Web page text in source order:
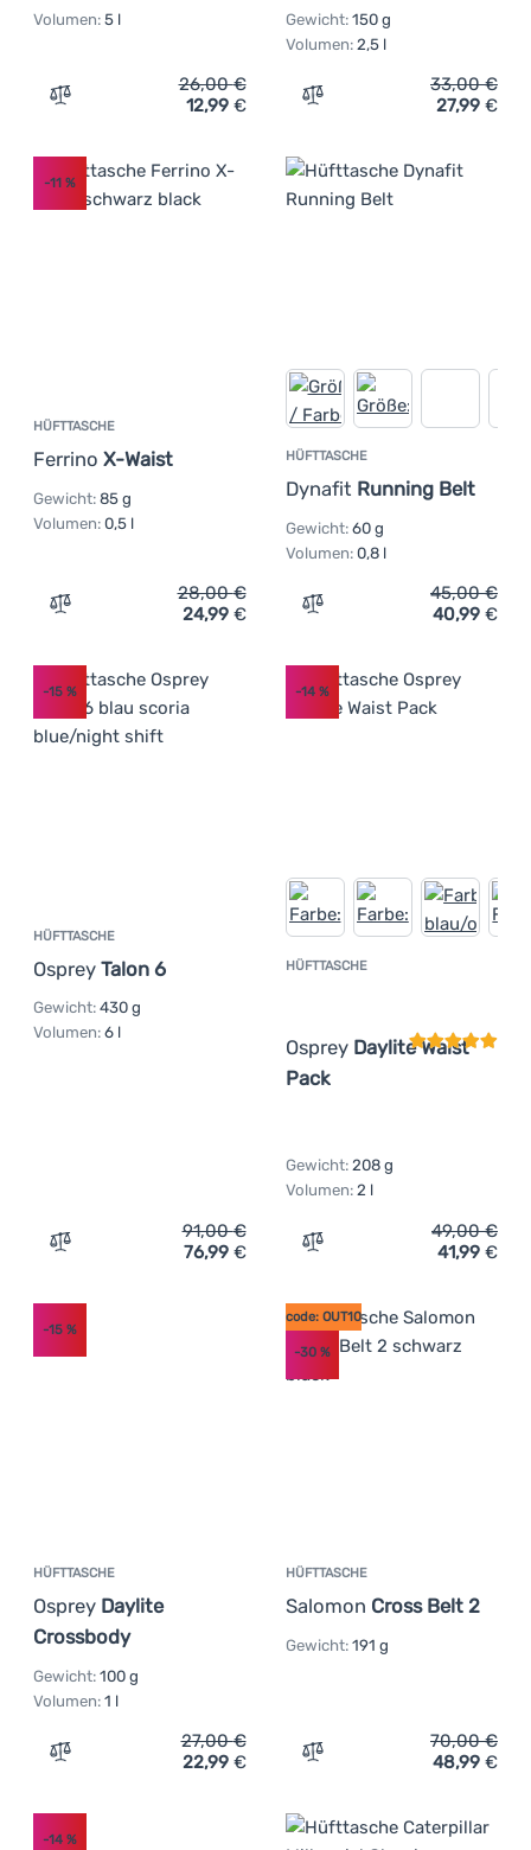
Volumen: 5 l
Zum Vergleich 'Hüfttasche Regatta Blackfell IV 5L Hip
26,00€
12,99 €
Gewicht: 150 g
Volumen: 2,5 l
Zum Vergleich
33,00€
27,99 €
HÜFTTASCHE
Ferrino X-Waist
-11 %
Gewicht: 85 g
Volumen: 0,5 l
Zum Vergleich 'Hüfttasche Ferrino X-Waist' hinzufügen
28,00€
24,99 €
HÜFTTASCHE
Dynafit Running Belt
Gewicht: 60 g
Volumen: 0,8 l
Zum Vergleich
45,00€
40,99 €
HÜFTTASCHE
Osprey Talon 6
-15 %
Gewicht: 430 g
Volumen: 6 l
Zum Vergleich 'Hüfttasche Osprey Talon 6' hinzufügen
91,00€
76,99 €
HÜFTTASCHE
Osprey Daylite Waist
Pack
-14%
Gewicht: 208 g
Volumen: 2 l
Zum Vergleich
49,00€
41,99 €
HÜFTTASCHE
Osprey Daylite
Crossbody
-15 %
Gewicht: 100 g
Volumen: 1 l
Zum Vergleich 'Hüfttasche Osprey Daylite Crossbody'
27,00€
22,99 €
HÜFTTASCHE
Salomon Cross Belt 2
code: OUT10
-30%
Gewicht: 191 g
Zum Vergleich
70,00€
48,99 €
-14 %